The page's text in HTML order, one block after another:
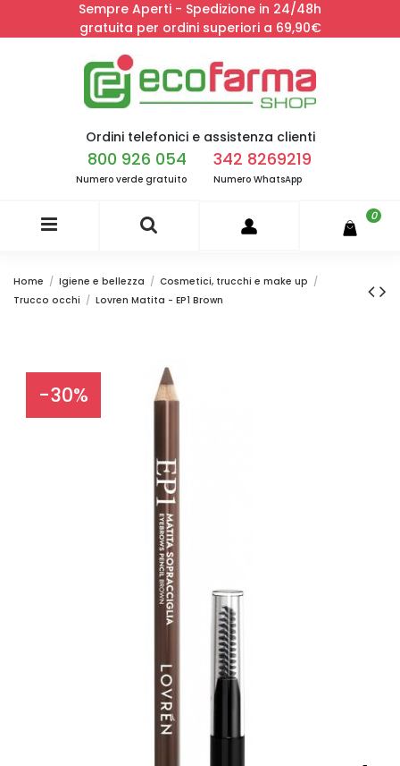
Sempre Aperti - Spedizione in 24/48h
gratuita per ordini superiori a 69,90€
Ordini telefonici e assistenza clienti
800 926 054
Numero verde gratuito
342 8269219
Numero WhatsApp
0
Home Igiene e bellezza
Cosmetici, trucchi e make up
Trucco occhi
Lovren Matita - EP1 Brown
-30%